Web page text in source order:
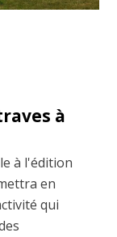
à
à l'édition
en
qui